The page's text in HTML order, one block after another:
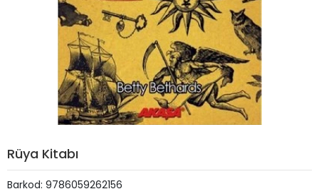
Rüya Kitabı
Barkod: 9786059262156